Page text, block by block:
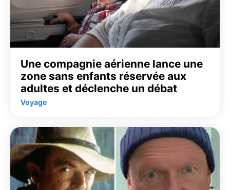
Une compagnie aérienne lance une
zone sans enfants réservée aux
adultes et déclenche un débat
Voyage